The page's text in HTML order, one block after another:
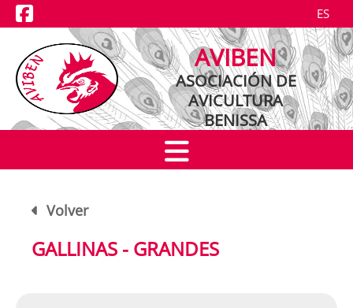
ES
AVIBEN
ASOCIACIÓN DE
AVICULTURA
BENISSA
NOTICIAS
EXPOSICIONES
CRIADORES
RAZAS
Volver
GALLINAS - GRANDES